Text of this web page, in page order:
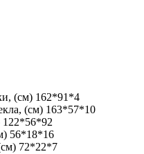
(см) 162*91*4
(см) 163*57*10
122*56*92
56*18*16
72*22*7